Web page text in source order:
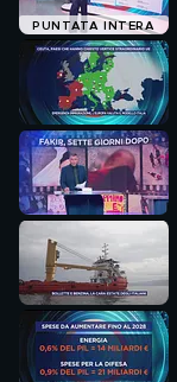
PUNTATA INTERA